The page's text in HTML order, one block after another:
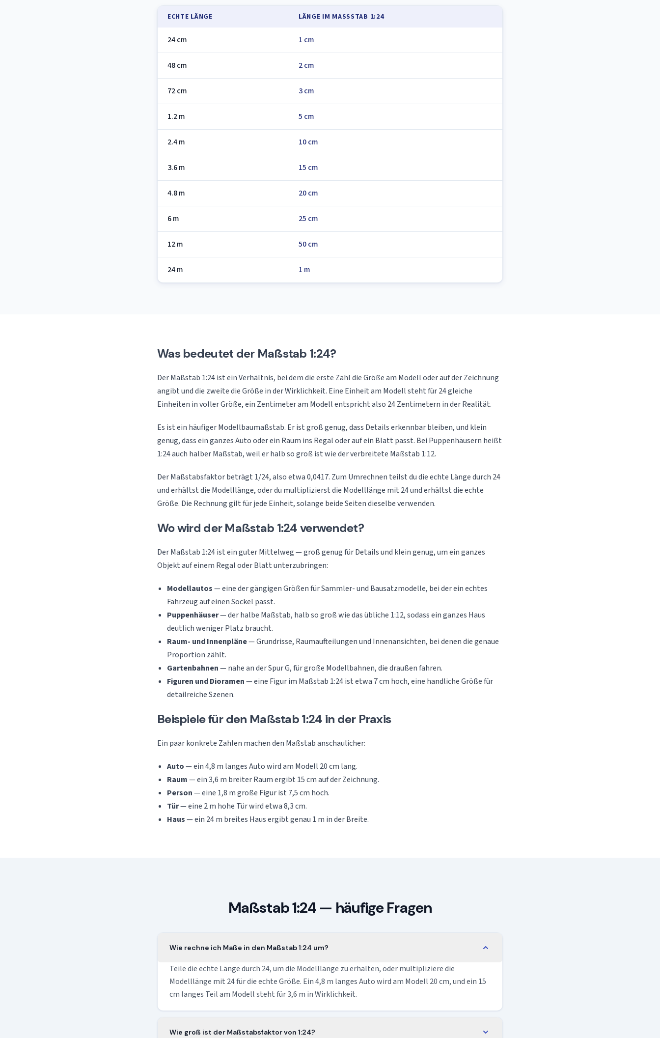
ECHTE LÄNGE LÄNGE IM MASSSTAB 1:24
24 cm 1 cm
48 cm 2 cm
72 cm 3 cm
1.2 m 5 cm
2.4 m 10 cm
3.6 m 15 cm
4.8 m 20 cm
6 m 25 cm
12 m 50 cm
24 m 1 m
Was bedeutet der Maßstab 1:24?
Der Maßstab 1:24 ist ein Verhältnis, bei dem die erste Zahl die Größe am Modell oder auf der Zeichnung
angibt und die zweite die Größe in der Wirklichkeit. Eine Einheit am Modell steht für 24 gleiche
Einheiten in voller Größe, ein Zentimeter am Modell entspricht also 24 Zentimetern in der Realität.
Es ist ein häufiger Modellbaumaßstab. Er ist groß genug, dass Details erkennbar bleiben, und klein
genug, dass ein ganzes Auto oder ein Raum ins Regal oder auf ein Blatt passt. Bei Puppenhäusern heißt
1:24 auch halber Maßstab, weil er halb so groß ist wie der verbreitete Maßstab 1:12.
Der Maßstabsfaktor beträgt 1/24, also etwa 0,0417. Zum Umrechnen teilst du die echte Länge durch 24
und erhältst die Modelllänge, oder du multiplizierst die Modelllänge mit 24 und erhältst die echte
Größe. Die Rechnung gilt für jede Einheit, solange beide Seiten dieselbe verwenden.
Wo wird der Maßstab 1:24 verwendet?
Der Maßstab 1:24 ist ein guter Mittelweg — groß genug für Details und klein genug, um ein ganzes
Objekt auf einem Regal oder Blatt unterzubringen:
Modellautos— eine der gängigen Größen für Sammler- und Bausatzmodelle, bei der ein echtes
Fahrzeug auf einen Sockel passt.
Puppenhäuser— der halbe Maßstab, halb so groß wie das übliche 1:12, sodass ein ganzes Haus
deutlich weniger Platz braucht.
Raum- und Innenpläne— Grundrisse, Raumaufteilungen und Innenansichten, bei denen die genaue
Proportion zählt.
Gartenbahnen— nahe an der Spur G, für große Modellbahnen, die draußen fahren.
Figuren und Dioramen— eine Figur im Maßstab 1:24 ist etwa 7 cm hoch, eine handliche Größe für
detailreiche Szenen.
Beispiele für den Maßstab 1:24 in der Praxis
Ein paar konkrete Zahlen machen den Maßstab anschaulicher:
Auto— ein 4,8 m langes Auto wird am Modell 20 cm lang.
Raum— ein 3,6 m breiter Raum ergibt 15 cm auf der Zeichnung.
Person— eine 1,8 m große Figur ist 7,5 cm hoch.
Tür— eine 2 m hohe Tür wird etwa 8,3 cm.
Haus— ein 24 m breites Haus ergibt genau 1 m in der Breite.
Maßstab 1:24 — häufige Fragen
Wie rechne ich Maße in den Maßstab 1:24 um?
Teile die echte Länge durch 24, um die Modelllänge zu erhalten, oder multipliziere die
Modelllänge mit 24 für die echte Größe. Ein 4,8 m langes Auto wird am Modell 20 cm, und ein 15
cm langes Teil am Modell steht für 3,6 m in Wirklichkeit.
Wie groß ist der Maßstabsfaktor von 1:24?